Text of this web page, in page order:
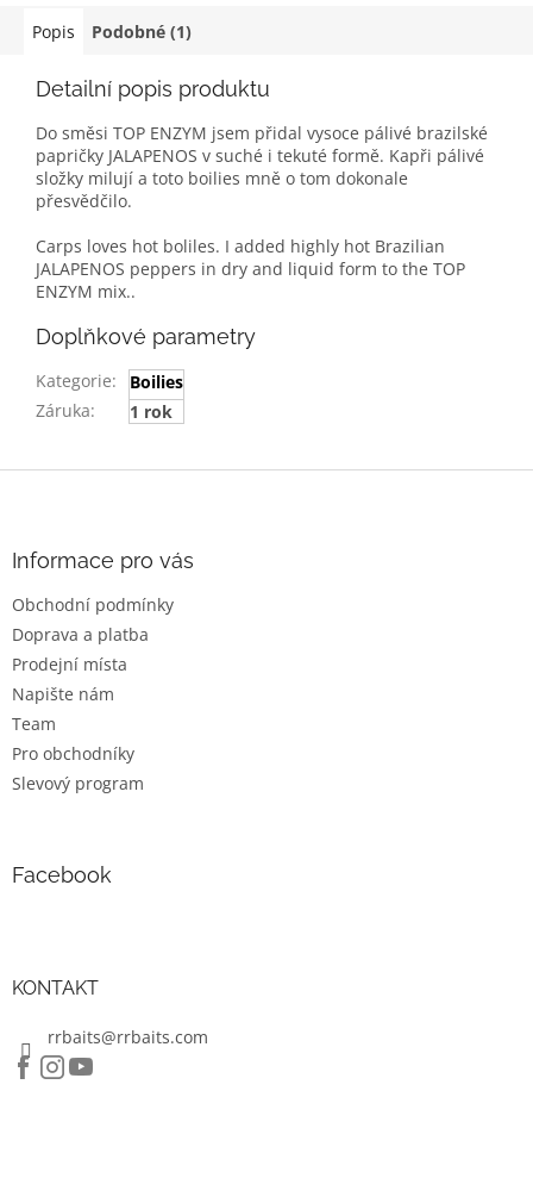
Popis Podobné (1)
Detailní popis produktu
Do směsi TOP ENZYM jsem přidal vysoce pálivé brazilské
papričky JALAPENOS v suché i tekuté formě. Kapři pálivé
složky milují a toto boilies mně o tom dokonale
přesvědčilo.
Carps loves hot boliles. I added highly hot Brazilian
JALAPENOS peppers in dry and liquid form to the TOP
ENZYM mix..
Doplňkové parametry
Kategorie:
Boilies
Záruka: 1 rok
Informace pro vás
Obchodní podmínky
Doprava a platba
Prodejní místa
Napište nám
Team
Pro obchodníky
Slevový program
Facebook
KONTAKT
rrbaits@rrbaits.com